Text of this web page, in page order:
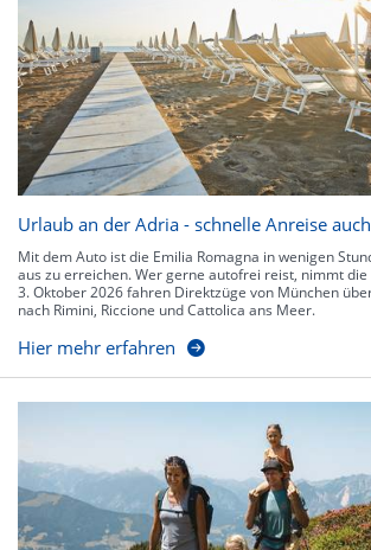
Urlaub an der Adria - schnelle Anreise
Mit dem Auto ist die Emilia Romagna in wenigen
aus zu erreichen. Wer gerne autofrei reist, nimmt die
3. Oktober 2026 fahren Direktzüge von München
nach Rimini, Riccione und Cattolica ans Meer.
Hier mehr erfahren